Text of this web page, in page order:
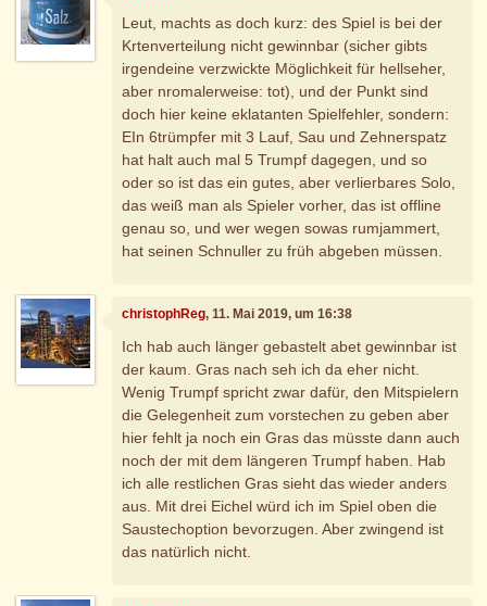
Leut, machts as doch kurz: des Spiel is bei der
Krtenverteilung nicht gewinnbar (sicher gibts
irgendeine verzwickte Möglichkeit für hellseher,
aber nromalerweise: tot), und der Punkt sind
doch hier keine eklatanten Spielfehler, sondern:
EIn 6trümpfer mit 3 Lauf, Sau und Zehnerspatz
hat halt auch mal 5 Trumpf dagegen, und so
oder so ist das ein gutes, aber verlierbares Solo,
das weiß man als Spieler vorher, das ist offline
genau so, und wer wegen sowas rumjammert,
hat seinen Schnuller zu früh abgeben müssen.
christophReg, 11. Mai 2019, um 16:38
Ich hab auch länger gebastelt abet gewinnbar ist
der kaum. Gras nach seh ich da eher nicht.
Wenig Trumpf spricht zwar dafür, den Mitspielern
die Gelegenheit zum vorstechen zu geben aber
hier fehlt ja noch ein Gras das müsste dann auch
noch der mit dem längeren Trumpf haben. Hab
ich alle restlichen Gras sieht das wieder anders
aus. Mit drei Eichel würd ich im Spiel oben die
Saustechoption bevorzugen. Aber zwingend ist
das natürlich nicht.